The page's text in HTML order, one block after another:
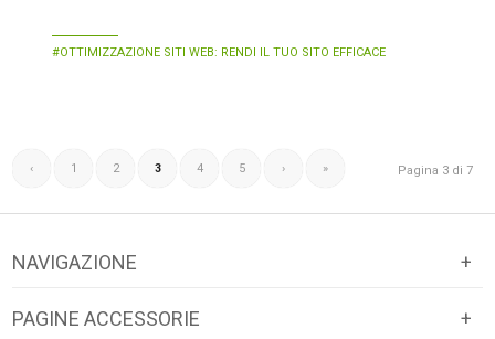
OTTIMIZZAZIONE SITI WEB: RENDI IL TUO SITO EFFICACE
Pagina 3 di 7
‹ 1 2 3 4 5 › »
NAVIGAZIONE
Negozio online
Recesso Abbonamento PRO
PAGINE ACCESSORIE